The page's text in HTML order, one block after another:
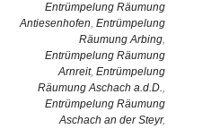
Entrümpelung Räumung
Antiesenhofen, Entrümpelung
Räumung Arbing,
Entrümpelung Räumung
Arnreit, Entrümpelung
Räumung Aschach a.d.D.,
Entrümpelung Räumung
Aschach an der Steyr,